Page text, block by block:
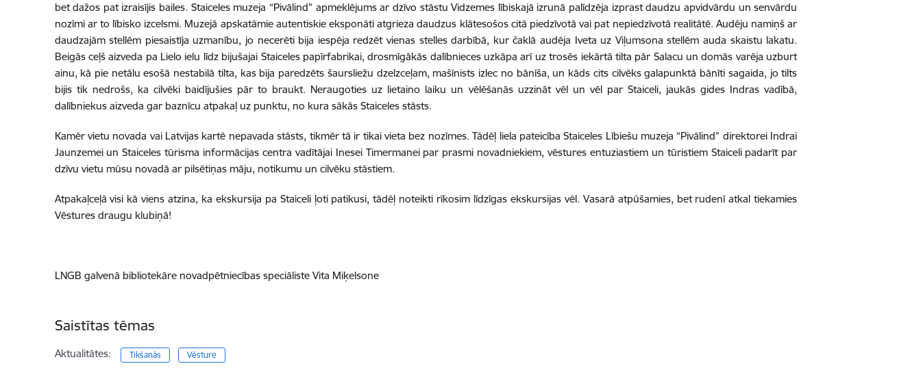
bet dažos pat izraisījis bailes. Staiceles muzeja “Pivālind” apmeklējums ar dzīvo stāstu Vidzemes lībiskajā izrunā palīdzēja izprast daudzu apvidvārdu un senvārdu
nozīmi ar to lībisko izcelsmi. Muzejā apskatāmie autentiskie eksponāti atgrieza daudzus klātesošos citā piedzīvotā vai pat nepiedzīvotā realitātē. Audēju namiņš ar
daudzajām stellēm piesaistīja uzmanību, jo necerēti bija iespēja redzēt vienas stelles darbībā, kur čaklā audēja Iveta uz Viļumsona stellēm auda skaistu lakatu.
Beigās ceļš aizveda pa Lielo ielu līdz bijušajai Staiceles papīrfabrikai, drosmīgākās dalībnieces uzkāpa arī uz trosēs iekārtā tilta pār Salacu un domās varēja uzburt
ainu, kā pie netālu esošā nestabilā tilta, kas bija paredzēts šaursliežu dzelzceļam, mašīnists izlec no bānīša, un kāds cits cilvēks galapunktā bānīti sagaida, jo tilts
bijis tik nedrošs, ka cilvēki baidījušies pār to braukt. Neraugoties uz lietaino laiku un vēlēšanās uzzināt vēl un vēl par Staiceli, jaukās gides Indras vadībā,
dalībniekus aizveda gar baznīcu atpakaļ uz punktu, no kura sākās Staiceles stāsts.
Kamēr vietu novada vai Latvijas kartē nepavada stāsts, tikmēr tā ir tikai vieta bez nozīmes. Tādēļ liela pateicība Staiceles Lībiešu muzeja “Pivālind” direktorei Indrai
Jaunzemei un Staiceles tūrisma informācijas centra vadītājai Inesei Timermanei par prasmi novadniekiem, vēstures entuziastiem un tūristiem Staiceli padarīt par
dzīvu vietu mūsu novadā ar pilsētiņas māju, notikumu un cilvēku stāstiem.
Atpakaļceļā visi kā viens atzina, ka ekskursija pa Staiceli ļoti patikusi, tādēļ noteikti rīkosim līdzīgas ekskursijas vēl. Vasarā atpūšamies, bet rudenī atkal tiekamies
Vēstures draugu klubiņā!
LNGB galvenā bibliotekāre novadpētniecības speciāliste Vita Miķelsone
Saistītas tēmas
Aktualitātes: Tikšanās Vēsture